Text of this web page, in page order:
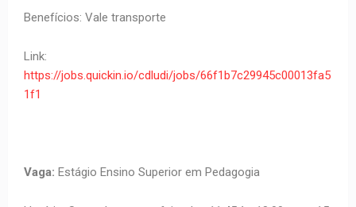
Benefícios: Vale transporte
Link:
https://jobs.quickin.io/cdludi/jobs/66f1b7c29945c00013fa5
1f1
Vaga: Estágio Ensino Superior em Pedagogia